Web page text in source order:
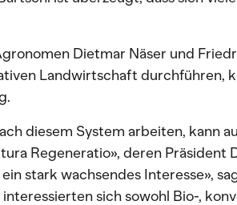
Dietmar Näser und
Landwirtschaft durchführen,
diesem System arbeiten, kann
Regeneratio», deren Präsident
stark wachsendes Interesse»,
sich sowohl Bio-,